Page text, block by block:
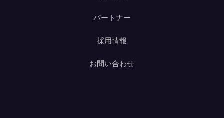
パートナー
採用情報
お問い合わせ